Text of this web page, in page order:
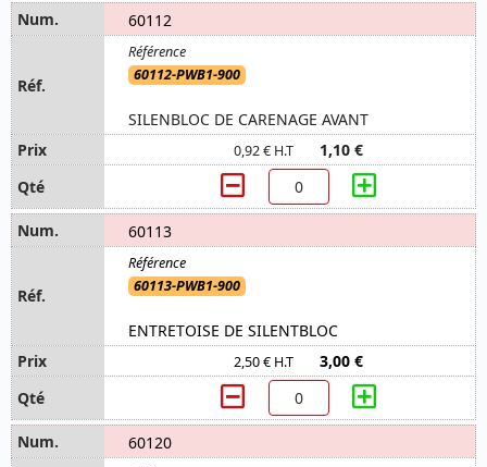
60112
60112-PWB1-900
SILENBLOC DE CARENAGE AVANT
0,92 € H.T 1,10 €
60113
60113-PWB1-900
ENTRETOISE DE SILENTBLOC
2,50 € H.T 3,00 €
60120